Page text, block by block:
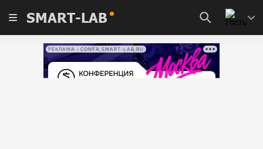
SMART-LAB
РЕКЛАМА • CONFA.SMART-LAB.RU